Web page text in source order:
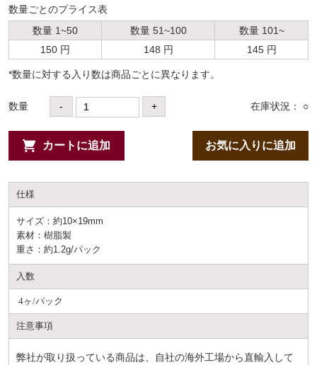
数量ごとのプライス表
数量 1~50
数量 51~100
数量 101~
150 円
148 円 145 円
*数量に対する⼊り数は商品ごとに異なります。
数量 - + 在庫状況： ○
カートに追加 お気に入りに追加
仕様
サイズ：約10×19mm
素材：樹脂製
重さ：約1.2g/パック
入数
4ヶ/パック
注意事項
弊社が取り扱っている商品は、自社の海外工場から直輸入して